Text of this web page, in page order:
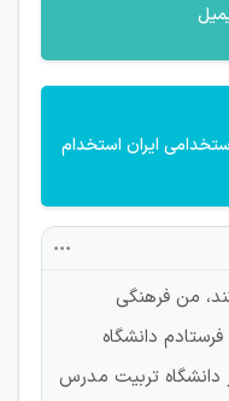
ایران استخدام
من فرهنگی
دانشگاه
دانشگاه تربیت مدرس